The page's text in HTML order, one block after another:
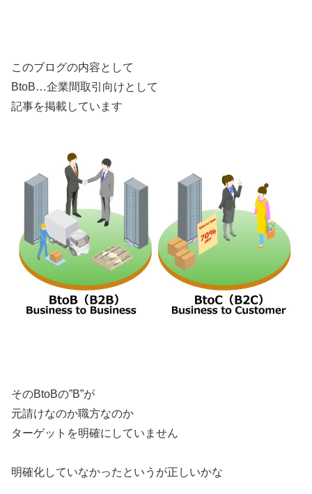
このブログの内容として
BtoB…企業間取引向けとして
記事を掲載しています
そのBtoBの”B”が
元請けなのか職方なのか
ターゲットを明確にしていません
明確化していなかったというが正しいかな